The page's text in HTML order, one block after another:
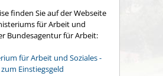
finden Sie auf der Webseite
für Arbeit und
Bundesagentur für Arbeit:
für Arbeit und Soziales -
Einstiegsgeld